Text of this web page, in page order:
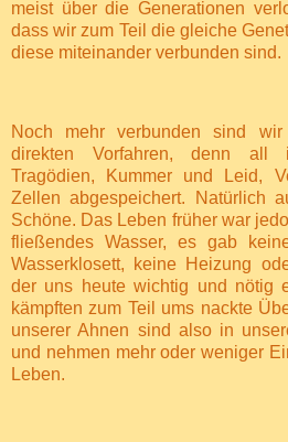
meist über die Generationen
dass wir zum Teil die gleiche
diese miteinander verbunden sind.
Noch mehr verbunden sind
direkten Vorfahren, denn all
Tragödien, Kummer und Leid,
Zellen abgespeichert. Natürlich
Schöne. Das Leben früher war
fließendes Wasser, es gab
Wasserklosett, keine Heizung
der uns heute wichtig und nötig
kämpften zum Teil ums nackte
unserer Ahnen sind also in
und nehmen mehr oder weniger
Leben.